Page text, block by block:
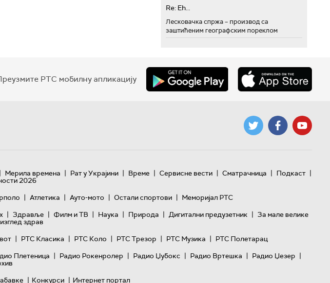
Re: Eh...
Лесковачка спржа – производ са
заштићеним географским пореклом
РТС мобилну апликацију
| Мерила времена | Рат у Украјини | Време | Сервисне вести | Сматрачница | Подкаст |
2026
| Атлетика | Ауто-мото | Остали спортови | Меморијал РТС
| Здравље | Филм и ТВ | Наука | Природа | Дигитални предузетник | За мале велике
здрав
| РТС Класика | РТС Коло | РТС Трезор | РТС Музика | РТС Полетарац
Плетеница | Радио Рокенролер | Радио Џубокс | Радио Вртешка | Радио Џезер |
| Конкурси | Интернет портал